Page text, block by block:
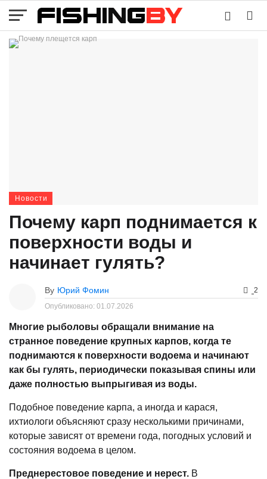
Новости
Почему карп поднимается к
поверхности воды и
начинает гулять?
By Юрий Фомин
2
Опубликовано: 01.07.2026
Многие рыболовы обращали внимание на
странное поведение крупных карпов, когда те
поднимаются к поверхности водоема и начинают
как бы гулять, периодически показывая спины или
даже полностью выпрыгивая из воды.
Подобное поведение карпа, а иногда и карася,
ихтиологи объясняют сразу несколькими причинами,
которые зависят от времени года, погодных условий и
состояния водоема в целом.
Преднерестовое поведение и нерест. В